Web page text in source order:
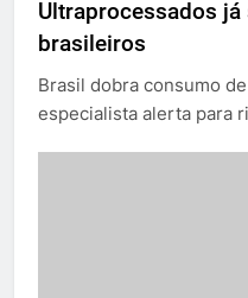
Ultraprocessados já
brasileiros
Brasil dobra consumo
especialista alerta para